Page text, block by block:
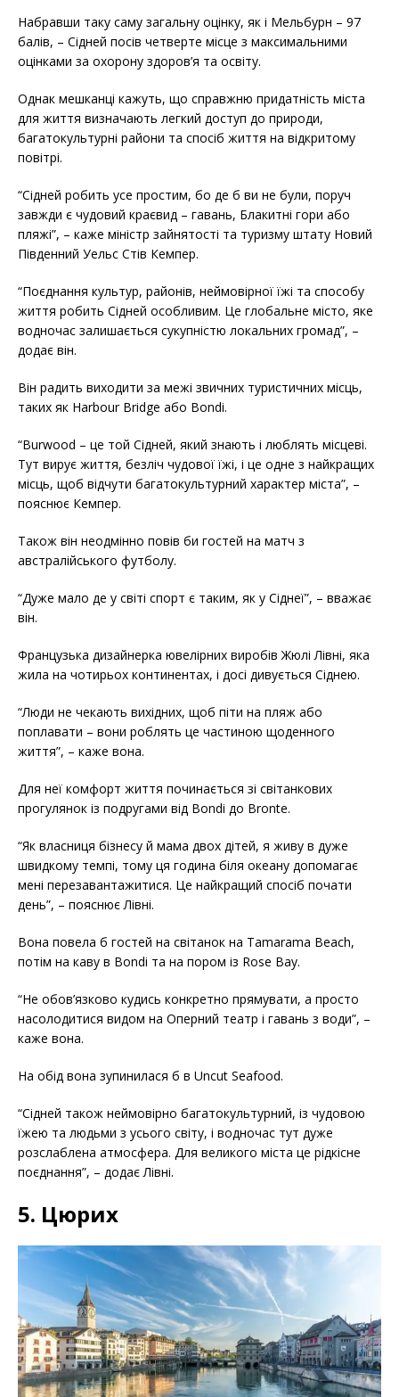
Набравши таку саму загальну оцінку, як і Мельбурн – 97
балів, – Сідней посів четверте місце з максимальними
оцінками за охорону здоров’я та освіту.
Однак мешканці кажуть, що справжню придатність міста
для життя визначають легкий доступ до природи,
багатокультурні райони та спосіб життя на відкритому
повітрі.
“Сідней робить усе простим, бо де б ви не були, поруч
завжди є чудовий краєвид – гавань, Блакитні гори або
пляжі”, – каже міністр зайнятості та туризму штату Новий
Південний Уельс Стів Кемпер.
“Поєднання культур, районів, неймовірної їжі та способу
життя робить Сідней особливим. Це глобальне місто, яке
водночас залишається сукупністю локальних громад”, –
додає він.
Він радить виходити за межі звичних туристичних місць,
таких як Harbour Bridge або Bondi.
“Burwood – це той Сідней, який знають і люблять місцеві.
Тут вирує життя, безліч чудової їжі, і це одне з найкращих
місць, щоб відчути багатокультурний характер міста”, –
пояснює Кемпер.
Також він неодмінно повів би гостей на матч з
австралійського футболу.
“Дуже мало де у світі спорт є таким, як у Сіднеї”, – вважає
він.
Французька дизайнерка ювелірних виробів Жюлі Лівні, яка
жила на чотирьох континентах, і досі дивується Сіднею.
“Люди не чекають вихідних, щоб піти на пляж або
поплавати – вони роблять це частиною щоденного
життя”, – каже вона.
Для неї комфорт життя починається зі світанкових
прогулянок із подругами від Bondi до Bronte.
“Як власниця бізнесу й мама двох дітей, я живу в дуже
швидкому темпі, тому ця година біля океану допомагає
мені перезавантажитися. Це найкращий спосіб почати
день”, – пояснює Лівні.
Вона повела б гостей на світанок на Tamarama Beach,
потім на каву в Bondi та на пором із Rose Bay.
“Не обов’язково кудись конкретно прямувати, а просто
насолодитися видом на Оперний театр і гавань з води”, –
каже вона.
На обід вона зупинилася б в Uncut Seafood.
“Сідней також неймовірно багатокультурний, із чудовою
їжею та людьми з усього світу, і водночас тут дуже
розслаблена атмосфера. Для великого міста це рідкісне
поєднання”, – додає Лівні.
5. Цюрих